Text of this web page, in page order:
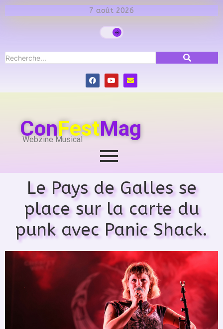
7 août 2026
ConFestMag
Webzine Musical
Le Pays de Galles se
place sur la carte du
punk avec Panic Shack.